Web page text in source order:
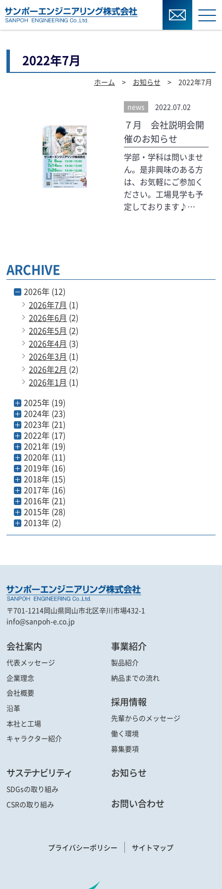
2022年7月
ホーム > お知らせ > 2022年7月
news 2022.07.02
７月 会社説明会開
催のお知らせ
学部・学科は問いませ
ん。是非興味のある方
は、お気軽にご参加く
ださい。工場見学も予
定しております♪…
ARCHIVE
2026年 (12)
2026年7月 (1)
2026年6月 (2)
2026年5月 (2)
2026年4月 (3)
2026年3月 (1)
2026年2月 (2)
2026年1月 (1)
2025年 (19)
2024年 (23)
2023年 (21)
2022年 (17)
2021年 (19)
2020年 (11)
2019年 (16)
2018年 (15)
2017年 (16)
2016年 (21)
2015年 (28)
2013年 (2)
〒701-1214岡山県岡山市北区辛川市場432-1
info@sanpoh-e.co.jp
会社案内
代表メッセージ
企業理念
会社概要
沿革
本社と工場
キャラクター紹介
事業紹介
製品紹介
納品までの流れ
採用情報
先輩からのメッセージ
働く環境
募集要項
サステナビリティ
SDGsの取り組み
CSRの取り組み
お知らせ
お問い合わせ
プライバシーポリシー サイトマップ